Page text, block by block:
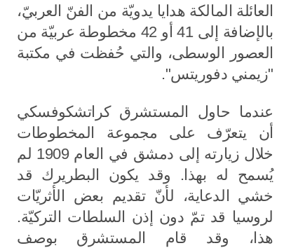
العائلة المالكة هدايا يدويّة من الفنّ العربيّ،
بالإضافة إلى 41 أو 42 مخطوطة عربيّة من
العصور الوسطى، والتي حُفظت في مكتبة
"زيمني دفوريتس".
عندما حاول المستشرق كراتشكوفسكي
أن يتعرّف على مجموعة المخطوطات
خلال زيارته إلى دمشق في العام 1909 لم
يُسمح له بهذا. وقد يكون البطريرك قد
خشي الدعاية، لأنّ تقديم بعض الأثريّات
لروسيا قد تمّ دون إذن السلطات التركيّة.
هذا، وقد قام المستشرق بوصف